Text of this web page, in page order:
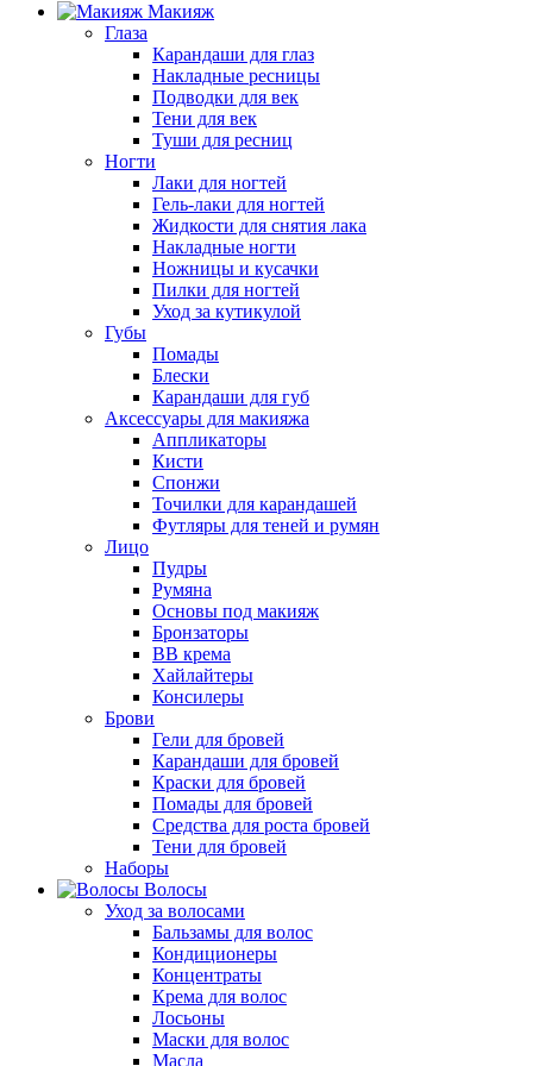
Макияж
Глаза
Карандаши для глаз
Накладные ресницы
Подводки для век
Тени для век
Туши для ресниц
Ногти
Лаки для ногтей
Гель-лаки для ногтей
Жидкости для снятия лака
Накладные ногти
Ножницы и кусачки
Пилки для ногтей
Уход за кутикулой
Губы
Помады
Блески
Карандаши для губ
Аксессуары для макияжа
Аппликаторы
Кисти
Спонжи
Точилки для карандашей
Футляры для теней и румян
Лицо
Пудры
Румяна
Основы под макияж
Бронзаторы
BB крема
Хайлайтеры
Консилеры
Брови
Гели для бровей
Карандаши для бровей
Краски для бровей
Помады для бровей
Средства для роста бровей
Тени для бровей
Наборы
Волосы
Уход за волосами
Бальзамы для волос
Кондиционеры
Концентраты
Крема для волос
Лосьоны
Маски для волос
Масла